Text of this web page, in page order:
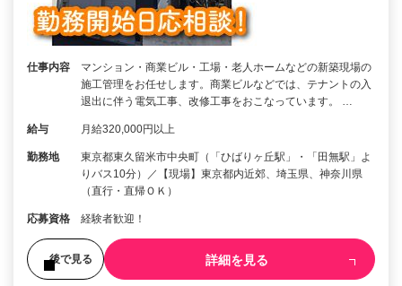
仕事内容
マンション・商業ビル・工場・老人ホームなどの新築現場の
施工管理をお任せします。商業ビルなどでは、テナントの入
退出に伴う電気工事、改修工事をおこなっています。 …
給与 月給320,000円以上
勤務地
東京都東久留米市中央町（「ひばりヶ丘駅」・「田無駅」よ
りバス10分）／【現場】東京都内近郊、埼玉県、神奈川県
（直行・直帰ＯＫ）
応募資格 経験者歓迎！
後で見る 詳細を見る